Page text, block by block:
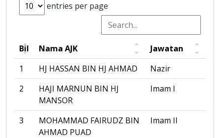
entries per page
Bil Nama AJK
Jawatan
1
HJ HASSAN BIN HJ AHMAD
Nazir
2
HAJI MARNUN BIN HJ
MANSOR
Imam I
3
MOHAMMAD FAIRUDZ BIN
AHMAD PUAD
Imam II